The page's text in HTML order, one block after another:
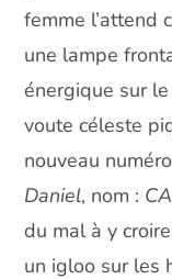
femme l’attend
une lampe
énergique sur
voute céleste
nouveau
Daniel, nom :
du mal à y
un igloo sur les